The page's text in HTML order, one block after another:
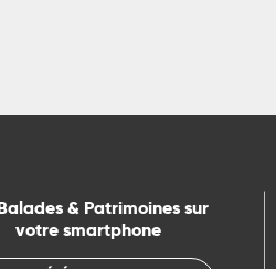
& Patrimoines sur
votre smartphone